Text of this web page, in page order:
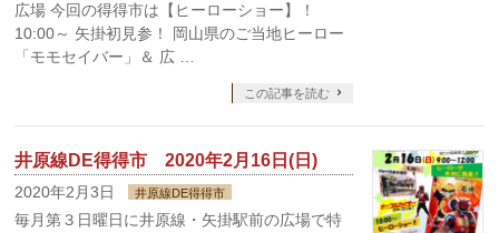
広場 今回の得得市は【ヒーローショー】！
10:00～ 矢掛初見参！ 岡山県のご当地ヒーロー
「モモセイバー」＆ 広 …
この記事を読む
井原線DE得得市 2020年2月16日(日)
2020年2月3日 井原線DE得得市
毎月第３日曜日に井原線・矢掛駅前の広場で特